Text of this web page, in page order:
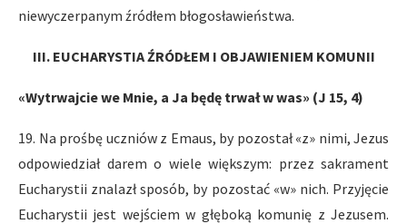
niewyczerpanym źródłem błogosławieństwa.
III. EUCHARYSTIA ŹRÓDŁEM I OBJAWIENIEM KOMUNII
«Wytrwajcie we Mnie, a Ja będę trwał w was» (J 15, 4)
19. Na prośbę uczniów z Emaus, by pozostał «z» nimi, Jezus
odpowiedział darem o wiele większym: przez sakrament
Eucharystii znalazł sposób, by pozostać «w» nich. Przyjęcie
Eucharystii jest wejściem w głęboką komunię z Jezusem.